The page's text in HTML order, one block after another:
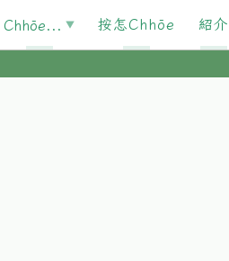
Chhōe... 按怎Chhōe 紹介